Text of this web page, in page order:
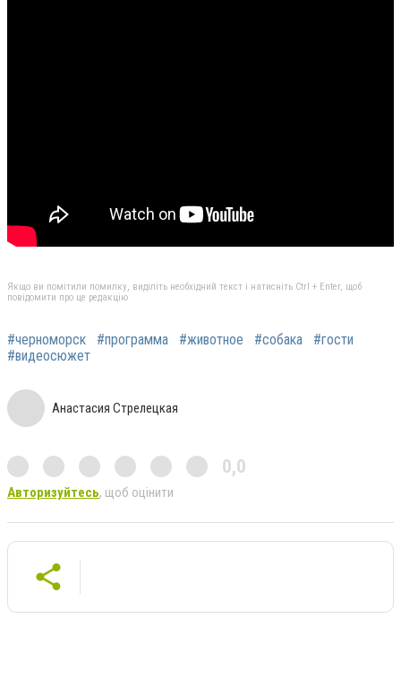
Якщо ви помітили помилку, виділіть необхідний текст і натисніть Ctrl + Enter, щоб
повідомити про це редакцію
#черноморск #программа #животное #собака
#гости
#видеосюжет
Анастасия Стрелецкая
0,0
Авторизуйтесь, щоб оцінити